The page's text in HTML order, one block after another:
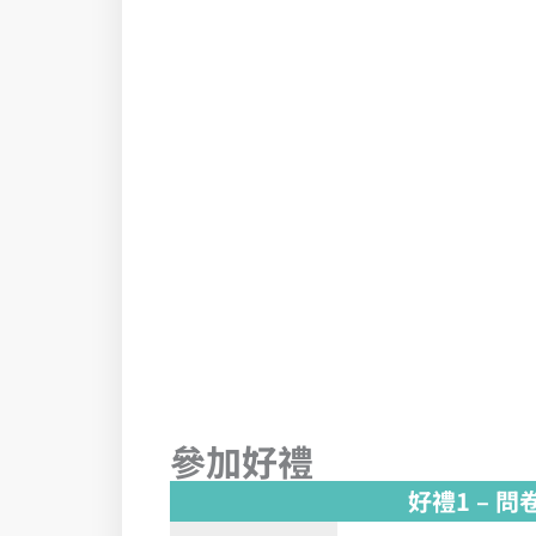
參加好禮
好禮1 – 問